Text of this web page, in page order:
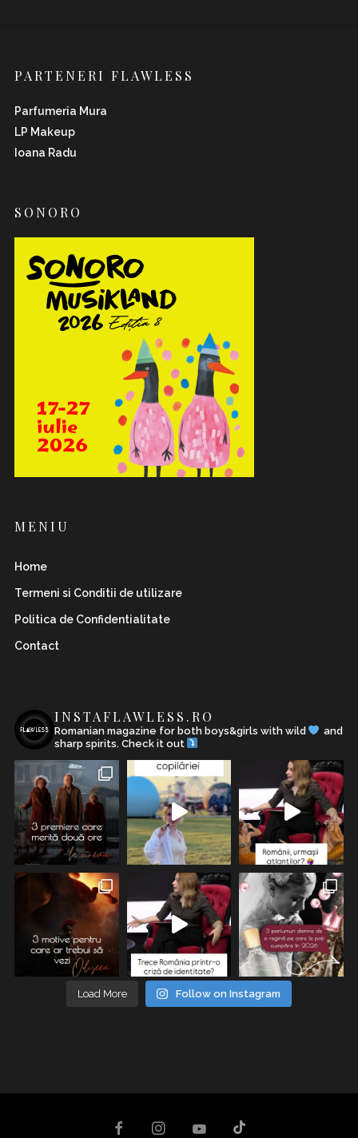
PARTENERI FLAWLESS
Parfumeria Mura
LP Makeup
Ioana Radu
SONORO
MENIU
Home
Termeni si Conditii de utilizare
Politica de Confidentialitate
Contact
INSTAFLAWLESS.RO
Romanian magazine for both boys&girls with wild
and
sharp spirits. Check it out
Load More Follow on Instagram